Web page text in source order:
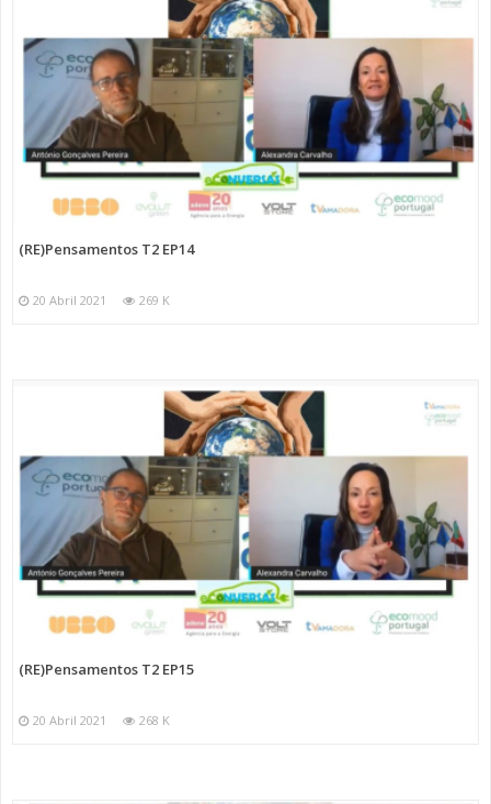
(RE)Pensamentos T2 EP14
20 Abril 2021 269 K
(RE)Pensamentos T2 EP15
20 Abril 2021 268 K